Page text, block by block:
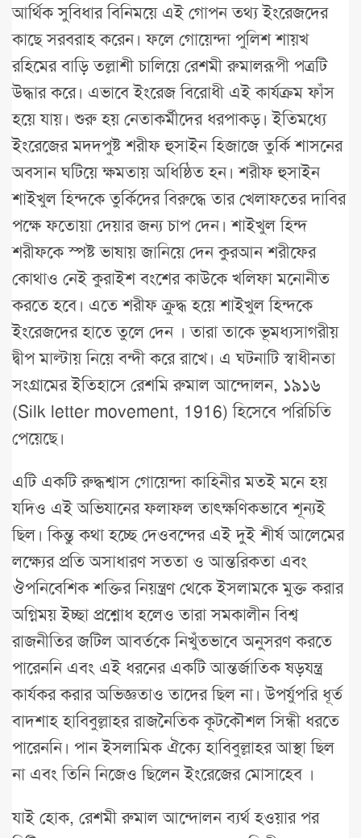
আর্থিক সুবিধার বিনিময়ে এই গোপন তথ্য ইংরেজদের
কাছে সরবরাহ করেন। ফলে গোয়েন্দা পুলিশ শায়খ
রহিমের বাড়ি তল্লাশী চালিয়ে রেশমী রুমালরূপী পত্রটি
উদ্ধার করে। এভাবে ইংরেজ বিরোধী এই কার্যক্রম ফাঁস
হয়ে যায়। শুরু হয় নেতাকর্মীদের ধরপাকড়। ইতিমধ্যে
ইংরেজের মদদপুষ্ট শরীফ হুসাইন হিজাজে তুর্কি শাসনের
অবসান ঘটিয়ে ক্ষমতায় অধিষ্ঠিত হন। শরীফ হুসাইন
শাইখুল হিন্দকে তুর্কিদের বিরুদ্ধে তার খেলাফতের দাবির
পক্ষে ফতোয়া দেয়ার জন্য চাপ দেন। শাইখুল হিন্দ
শরীফকে স্পষ্ট ভাষায় জানিয়ে দেন কুরআন শরীফের
কোথাও নেই কুরাইশ বংশের কাউকে খলিফা মনোনীত
করতে হবে। এতে শরীফ ক্রুদ্ধ হয়ে শাইখুল হিন্দকে
ইংরেজদের হাতে তুলে দেন । তারা তাকে ভূমধ্যসাগরীয়
দ্বীপ মাল্টায় নিয়ে বন্দী করে রাখে। এ ঘটনাটি স্বাধীনতা
সংগ্রামের ইতিহাসে রেশমি রুমাল আন্দোলন, ১৯১৬
(Silk letter movement, 1916) হিসেবে পরিচিতি
পেয়েছে।
এটি একটি রুদ্ধশ্বাস গোয়েন্দা কাহিনীর মতই মনে হয়
যদিও এই অভিযানের ফলাফল তাৎক্ষণিকভাবে শূন্যই
ছিল। কিন্তু কথা হচ্ছে দেওবন্দের এই দুই শীর্ষ আলেমের
লক্ষ্যের প্রতি অসাধারণ সততা ও আন্তরিকতা এবং
ঔপনিবেশিক শক্তির নিয়ন্ত্রণ থেকে ইসলামকে মুক্ত করার
অগ্নিময় ইচ্ছা প্রশ্নোধ হলেও তারা সমকালীন বিশ্ব
রাজনীতির জটিল আবর্তকে নিখুঁতভাবে অনুসরণ করতে
পারেননি এবং এই ধরনের একটি আন্তর্জাতিক ষড়যন্ত্র
কার্যকর করার অভিজ্ঞতাও তাদের ছিল না। উপর্যুপরি ধূর্ত
বাদশাহ হাবিবুল্লাহর রাজনৈতিক কূটকৌশল সিন্ধী ধরতে
পারেননি। পান ইসলামিক ঐক্যে হাবিবুল্লাহর আস্থা ছিল
না এবং তিনি নিজেও ছিলেন ইংরেজের মোসাহেব ।
যাই হোক, রেশমী রুমাল আন্দোলন ব্যর্থ হওয়ার পর